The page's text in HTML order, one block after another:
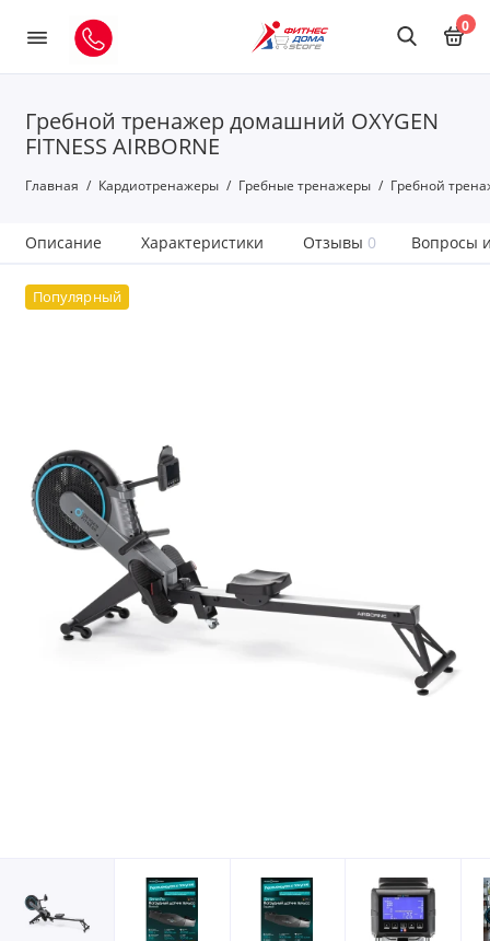
0
Гребной тренажер домашний OXYGEN
FITNESS AIRBORNE
Главная Кардиотренажеры Гребные тренажеры Гребной
Описание Характеристики Отзывы 0 Вопросы
Популярный